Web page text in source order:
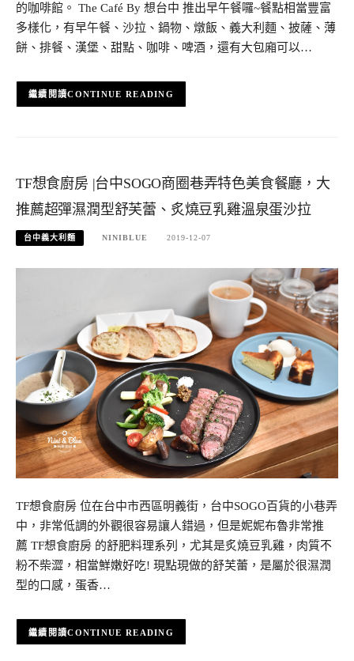
的咖啡館。 The Café By 想台中 推出早午餐囉~餐點相當豐富
多樣化，有早午餐、沙拉、鍋物、燉飯、義大利麵、披薩、薄
餅、排餐、漢堡、甜點、咖啡、啤酒，還有大包廂可以…
CONTINUE READING
TF想食廚房 |台中SOGO商圈巷弄特色美食餐廳，大
推薦超彈濕潤型舒芙蕾、炙燒豆乳雞溫泉蛋沙拉
台中義大利麵 NINIBLUE 2019-12-07
TF想食廚房 位在台中市西區明義街，台中SOGO百貨的小巷弄
中，非常低調的外觀很容易讓人錯過，但是妮妮布魯非常推
薦 TF想食廚房 的舒肥料理系列，尤其是炙燒豆乳雞，肉質不
粉不柴澀，相當鮮嫩好吃! 現點現做的舒芙蕾，是屬於很濕潤
型的口感，蛋香…
CONTINUE READING